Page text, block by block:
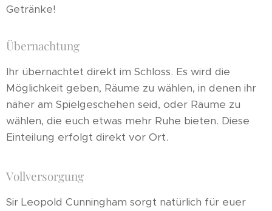
Getränke!
Übernachtung
Ihr übernachtet direkt im Schloss. Es wird die
Möglichkeit geben, Räume zu wählen, in denen ihr
näher am Spielgeschehen seid, oder Räume zu
wählen, die euch etwas mehr Ruhe bieten. Diese
Einteilung erfolgt direkt vor Ort.
Vollversorgung
Sir Leopold Cunningham sorgt natürlich für euer